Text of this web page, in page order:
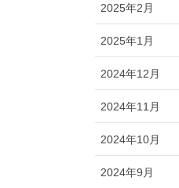
2025年2月
2025年1月
2024年12月
2024年11月
2024年10月
2024年9月